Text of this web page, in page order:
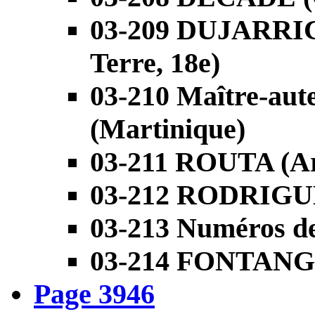
03-209
Terre, 18e)
03-210 Maître-
(Martinique)
03-211 ROUTA
03-212
03-213 Numéros
03-214
Page 3946